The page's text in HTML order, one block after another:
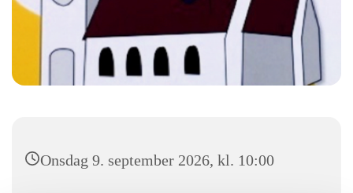
Onsdag 9. september 2026, kl. 10:00